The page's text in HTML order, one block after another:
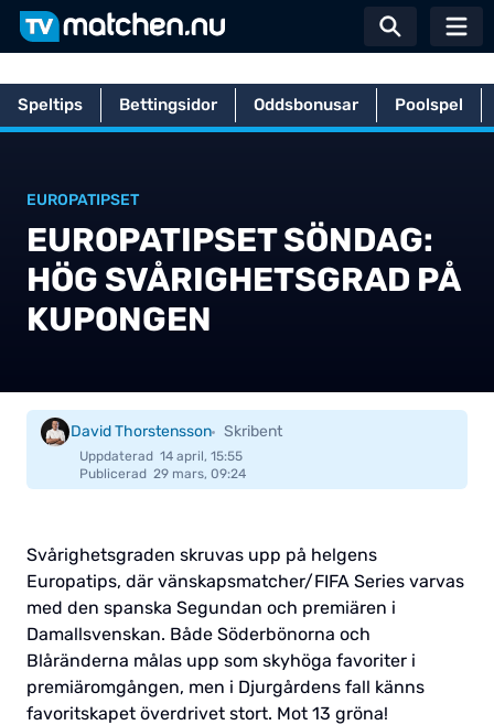
Växla
Speltips Bettingsidor Oddsbonusar Poolspel
Betting Poolspel Europatipset Europatipset söndag:
EUROPATIPSET SÖNDAG:
HÖG SVÅRIGHETSGRAD PÅ
KUPONGEN
EUROPATIPSET
David Thorstensson Skribent
Uppdaterad 14 april, 15:55
Publicerad 29 mars, 09:24
Svårighetsgraden skruvas upp på helgens
Europatips, där vänskapsmatcher/FIFA Series varvas
med den spanska Segundan och premiären i
Damallsvenskan. Både Söderbönorna och
Blåränderna målas upp som skyhöga favoriter i
premiäromgången, men i Djurgårdens fall känns
favoritskapet överdrivet stort. Mot 13 gröna!